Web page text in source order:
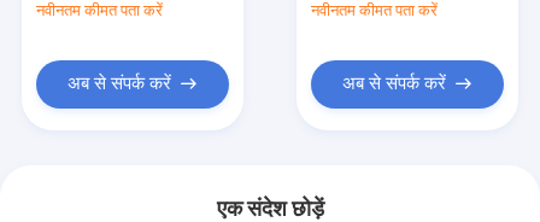
नवीनतम कीमत पता करें
अब से संपर्क करें
नवीनतम कीमत पता करें
अब से संपर्क करें
एक संदेश छोड़ें